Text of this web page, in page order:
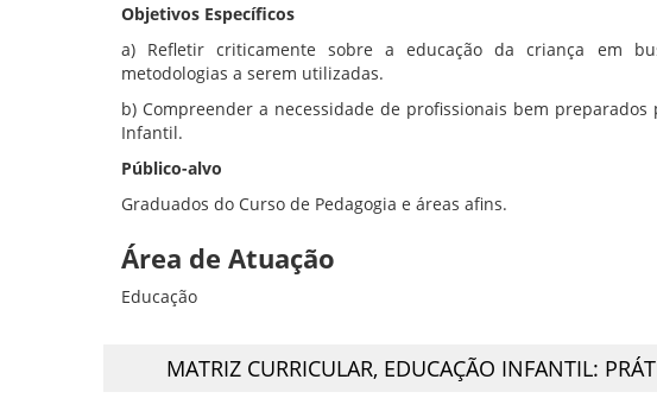
Objetivos Específicos
a) Refletir criticamente sobre a educação da criança em
metodologias a serem utilizadas.
b) Compreender a necessidade de profissionais bem
Infantil.
Público-alvo
Graduados do Curso de Pedagogia e áreas afins.
Área de Atuação
Educação
MATRIZ CURRICULAR, EDUCAÇÃO INFANTIL: